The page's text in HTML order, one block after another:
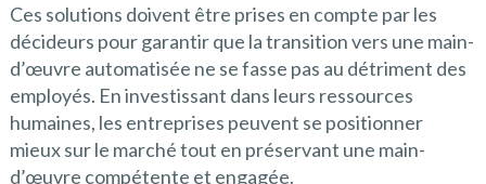
Ces solutions doivent être prises en compte par les
décideurs pour garantir que la transition vers une main-
d’œuvre automatisée ne se fasse pas au détriment des
employés. En investissant dans leurs ressources
humaines, les entreprises peuvent se positionner
mieux sur le marché tout en préservant une main-
d’œuvre compétente et engagée.